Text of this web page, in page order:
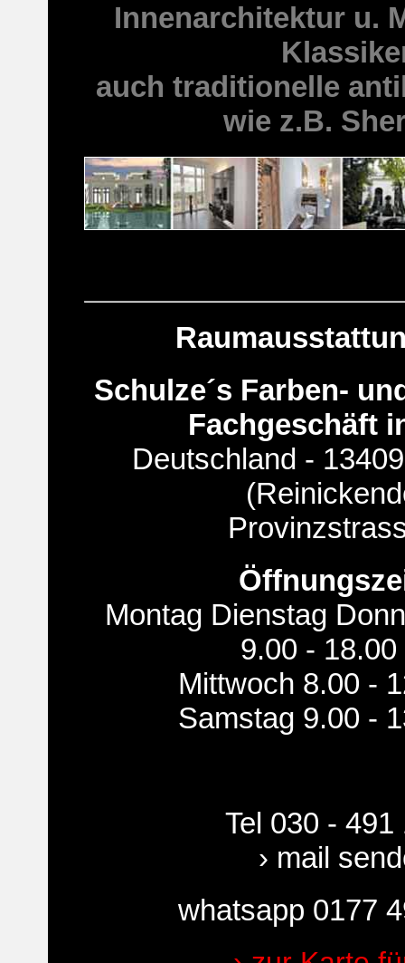
Innenarchitektur u.
auch traditionelle
wie z.B.
Schulze´s Farben-
Fachgeschäft
Deutschland -
Montag Dienstag
9.00 - 18.00
Mittwoch 8.00 -
Samstag 9.00 -
Tel 030 - 491
› mail
whatsapp 0177